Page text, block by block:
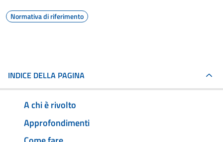
Normativa di riferimento
INDICE DELLA PAGINA
A chi è rivolto
Approfondimenti